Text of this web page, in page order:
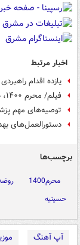
اخبار مرتبط
یازده اقدام
فیلم/ محرم ۱۴۰۰، دومین محرم متفاوت
توصیه‌های مهم
دستورالعمل‌های
برچسب‌ها
محرم1400
حسینیه
آپ آهنگ